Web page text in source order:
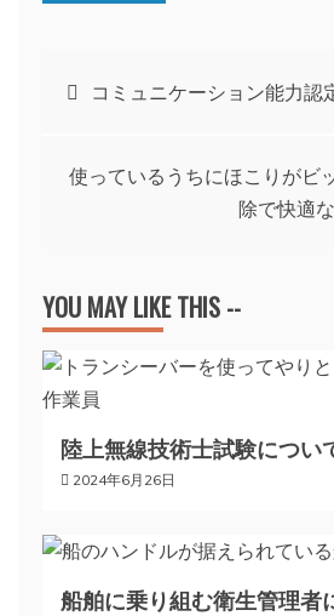
投
ゲ
ー
シ
ョ
コミュニケーション能力認
使っているうちにほこりがビ
除で快適
YOU MAY LIKE THIS --
陸上無線技術士試験につい
2024年6月26日
船舶に乗り組む衛生管理者